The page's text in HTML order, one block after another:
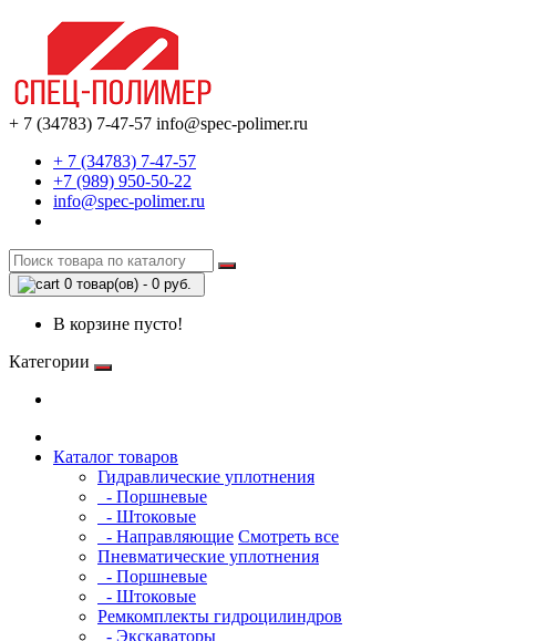
+ 7 (34783) 7-47-57 info@spec-polimer.ru
+ 7 (34783) 7-47-57
+7 (989) 950-50-22
info@spec-polimer.ru
0 товар(ов) - 0 руб.
В корзине пусто!
Категории
Каталог товаров
Гидравлические уплотнения
- Поршневые
- Штоковые
- Направляющие Смотреть все
Пневматические уплотнения
- Поршневые
- Штоковые
Ремкомплекты гидроцилиндров
- Экскаваторы